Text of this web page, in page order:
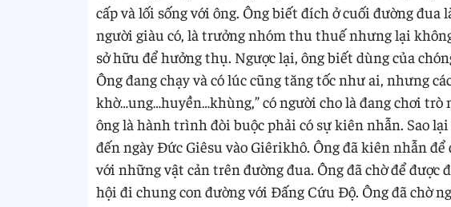
cấp và lối sống với ông. Ông biết đích ở cuối đường đua
người giàu có, là trưởng nhóm thu thuế nhưng lại
sở hữu để hưởng thụ. Ngược lại, ông biết dùng của
Ông đang chạy và có lúc cũng tăng tốc như ai, nhưng
khờ…ung…huyền…khùng,” có người cho là đang chơi trò
ông là hành trình đòi buộc phải có sự kiên nhẫn. Sao
đến ngày Đức Giêsu vào Giêrikhô. Ông đã kiên nhẫn
với những vật cản trên đường đua. Ông đã chờ để được
hội đi chung con đường với Đấng Cứu Độ. Ông đã chờ